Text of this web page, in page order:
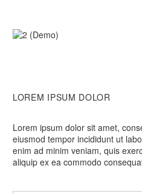
LOREM IPSUM DOLOR
Lorem ipsum dolor sit amet,
eiusmod tempor incididunt ut
enim ad minim veniam, quis
aliquip ex ea commodo